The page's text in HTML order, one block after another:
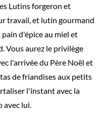
Lutins forgeron et
travail, et lutin gourmand
d'épice au miel et
Vous aurez le privilège
l'arrivée du Père Noël et
de friandises aux petits
l'instant avec la
lui.